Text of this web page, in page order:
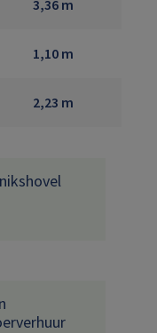
3,36 m
1,10 m
2,23 m